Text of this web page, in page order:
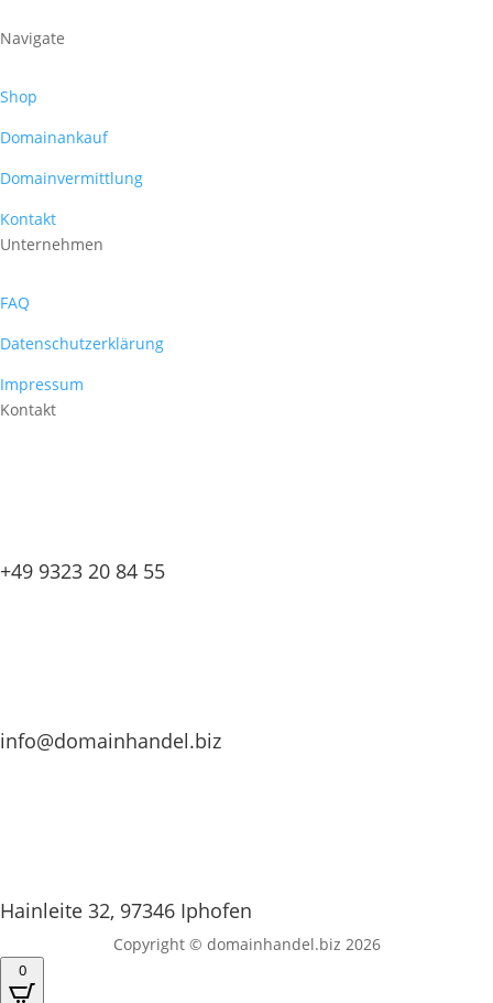
Navigate
Shop
Domainankauf
Domainvermittlung
Kontakt
Unternehmen
FAQ
Datenschutzerklärung
Impressum
Kontakt
+49 9323 20 84 55
info@domainhandel.biz
Hainleite 32, 97346 Iphofen
Copyright © domainhandel.biz 2026
0